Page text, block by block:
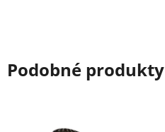
Podobné produkty